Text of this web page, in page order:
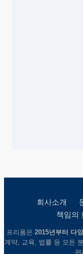
회사소개
책임의
프리폼은 2015년부터 다
계약, 교육, 법률 등 모든
편